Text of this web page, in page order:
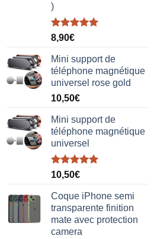
)
Note5.00
sur 5
8,90€
Mini support de
téléphone magnétique
universel rose gold
10,50€
Mini support de
téléphone magnétique
universel
Note5.00
sur 5
10,50€
Coque iPhone semi
transparente finition
mate avec protection
camera